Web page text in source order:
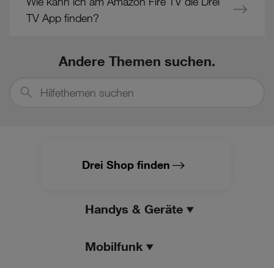
TV App finden?
Andere Themen suchen.
suchen
Drei Shop finden
Handys & Geräte
Mobilfunk